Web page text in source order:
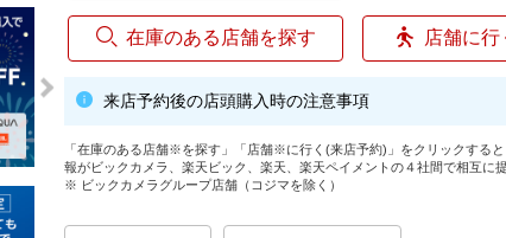
在庫のある店舗を探す 店舗に
来店予約後の店頭購入時の注意事項
「在庫のある店舗※を探す」「店舗※に行く(来店予約)」をクリックする
報がビックカメラ、楽天ビック、楽天、楽天ペイメントの４社間で相互に
※ ビックカメラグループ店舗（コジマを除く）